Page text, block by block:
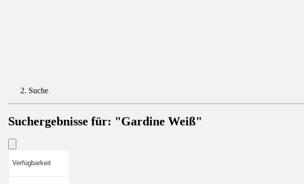
Suche
Suchergebnisse für: "Gardine Weiß"
Verfügbarkeit